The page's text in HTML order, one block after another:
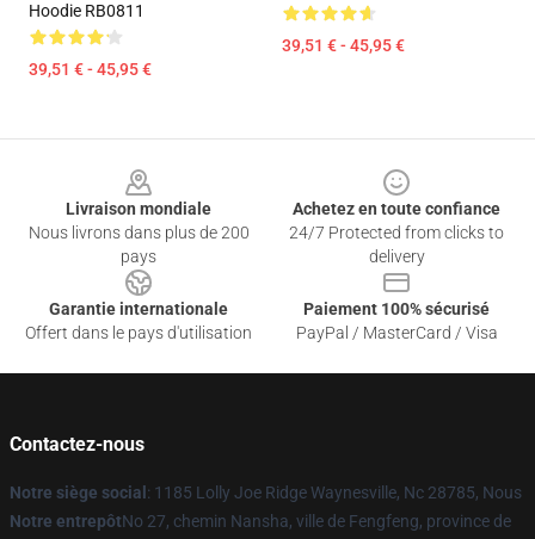
Hoodie RB0811
39,51 € - 45,95 €
39,51 € - 45,95 €
Livraison mondiale
Nous livrons dans plus de 200
pays
Achetez en toute confiance
24/7 Protected from clicks to
delivery
Garantie internationale
Offert dans le pays d'utilisation
Paiement 100% sécurisé
PayPal / MasterCard / Visa
Contactez-nous
Notre siège social : 1185 Lolly Joe Ridge Waynesville, Nc 28785, Nous
Notre entrepôtNo 27, chemin Nansha, ville de Fengfeng, province de